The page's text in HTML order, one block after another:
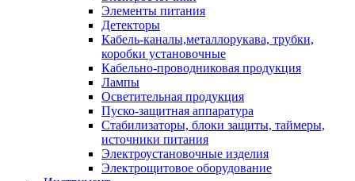
Элементы питания
Детекторы
Кабель-каналы,металлорукава, трубки,
коробки установочные
Кабельно-проводниковая продукция
Лампы
Осветительная продукция
Пуско-защитная аппаратура
Стабилизаторы, блоки защиты, таймеры,
источники питания
Электроустановочные изделия
Электрощитовое оборудование